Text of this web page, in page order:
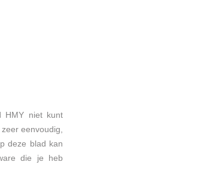
HMY niet kunt
eenvoudig,
deze blad kan
die je heb